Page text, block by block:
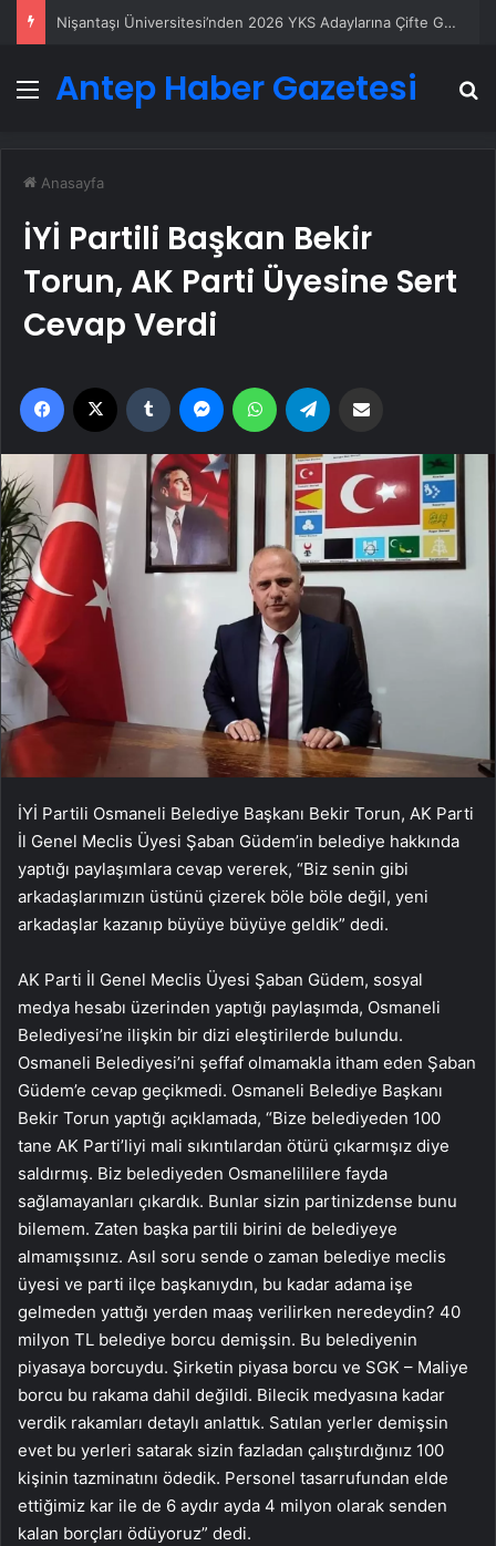
Nişantaşı Üniversitesi’nden 2026 YKS Adaylarına Çifte Güvence: Sabit Ücret ve Kesintisiz Burs
Menü
Antep Haber Gazetesi
Anasayfa
İYİ Partili Başkan Bekir
Torun, AK Parti Üyesine Sert
Cevap Verdi
Facebook Tumblr MessengerWhatsApp
İYİ Partili Osmaneli Belediye Başkanı Bekir Torun, AK Parti
İl Genel Meclis Üyesi Şaban Güdem’in belediye hakkında
yaptığı paylaşımlara cevap vererek, “Biz senin gibi
arkadaşlarımızın üstünü çizerek böle böle değil, yeni
arkadaşlar kazanıp büyüye büyüye geldik” dedi.
AK Parti İl Genel Meclis Üyesi Şaban Güdem, sosyal
medya hesabı üzerinden yaptığı paylaşımda, Osmaneli
Belediyesi’ne ilişkin bir dizi eleştirilerde bulundu.
Osmaneli Belediyesi’ni şeffaf olmamakla itham eden Şaban
Güdem’e cevap geçikmedi. Osmaneli Belediye Başkanı
Bekir Torun yaptığı açıklamada, “Bize belediyeden 100
tane AK Parti’liyi mali sıkıntılardan ötürü çıkarmışız diye
saldırmış. Biz belediyeden Osmanelililere fayda
sağlamayanları çıkardık. Bunlar sizin partinizdense bunu
bilemem. Zaten başka partili birini de belediyeye
almamışsınız. Asıl soru sende o zaman belediye meclis
üyesi ve parti ilçe başkanıydın, bu kadar adama işe
gelmeden yattığı yerden maaş verilirken neredeydin? 40
milyon TL belediye borcu demişsin. Bu belediyenin
piyasaya borcuydu. Şirketin piyasa borcu ve SGK – Maliye
borcu bu rakama dahil değildi. Bilecik medyasına kadar
verdik rakamları detaylı anlattık. Satılan yerler demişsin
evet bu yerleri satarak sizin fazladan çalıştırdığınız 100
kişinin tazminatını ödedik. Personel tasarrufundan elde
ettiğimiz kar ile de 6 aydır ayda 4 milyon olarak senden
kalan borçları ödüyoruz” dedi.